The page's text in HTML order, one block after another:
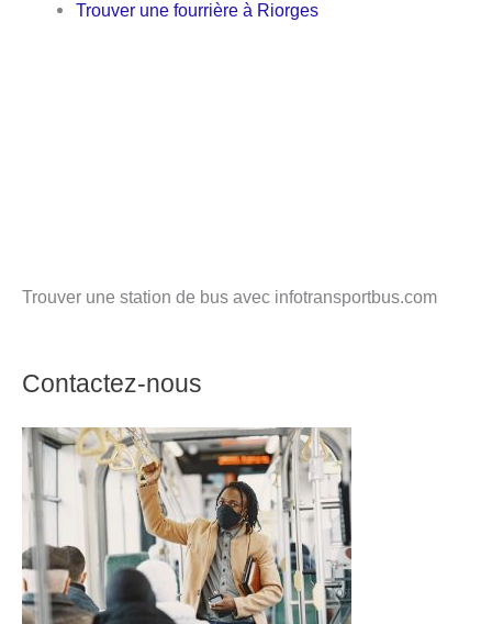
Trouver une fourrière à Riorges
Trouver une station de bus avec infotransportbus.com
Contactez-nous